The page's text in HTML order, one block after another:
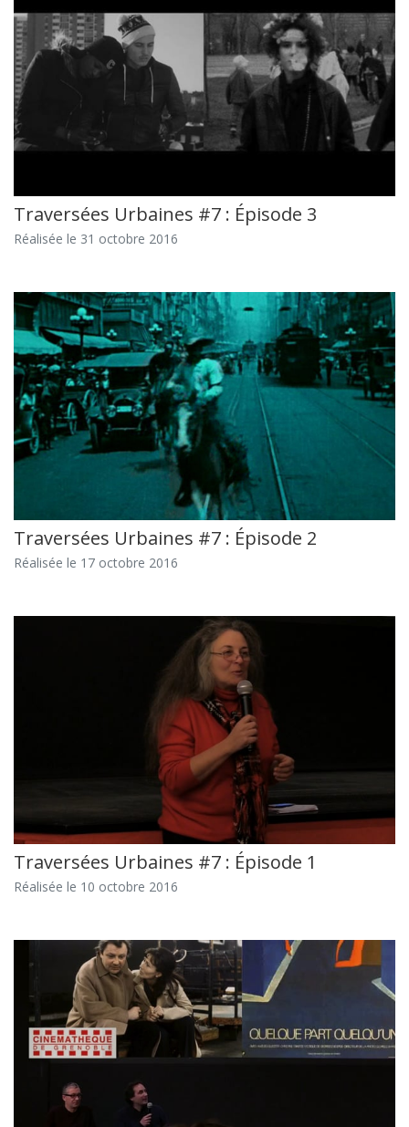
Traversées Urbaines #7 : Épisode 3
Réalisée le 31 octobre 2016
Traversées Urbaines #7 : Épisode 2
Réalisée le 17 octobre 2016
Traversées Urbaines #7 : Épisode 1
Réalisée le 10 octobre 2016